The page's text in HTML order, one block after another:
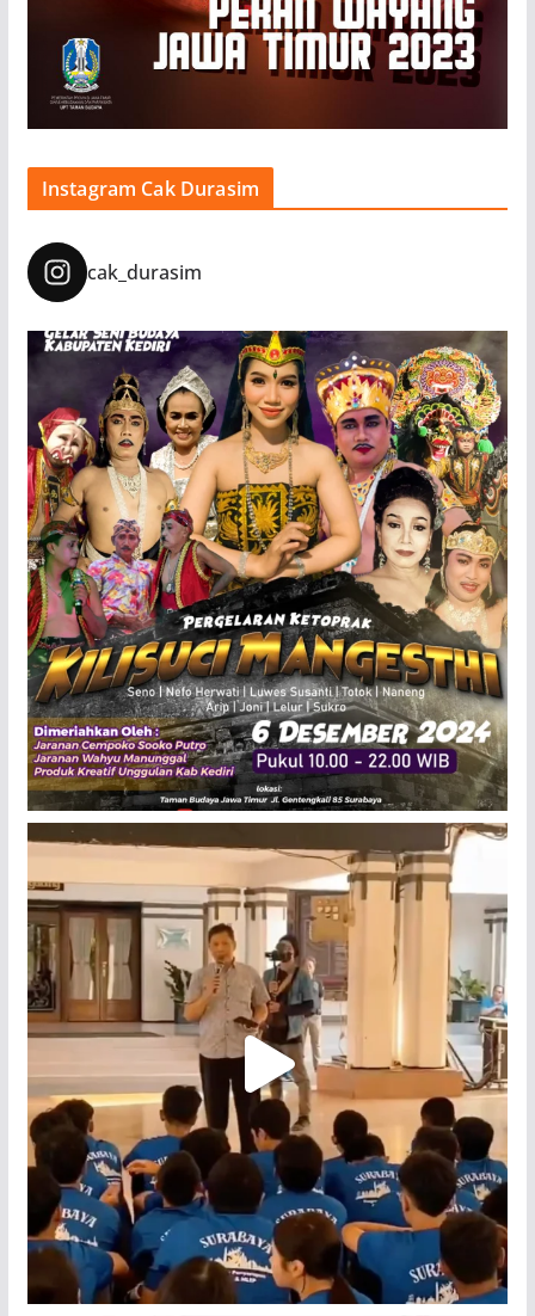
Instagram Cak Durasim
cak_durasim